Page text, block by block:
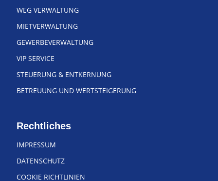
WEG VERWALTUNG
MIETVERWALTUNG
GEWERBEVERWALTUNG
VIP SERVICE
STEUERUNG & ENTKERNUNG
BETREUUNG UND WERTSTEIGERUNG
Rechtliches
IMPRESSUM
DATENSCHUTZ
COOKIE RICHTLINIEN